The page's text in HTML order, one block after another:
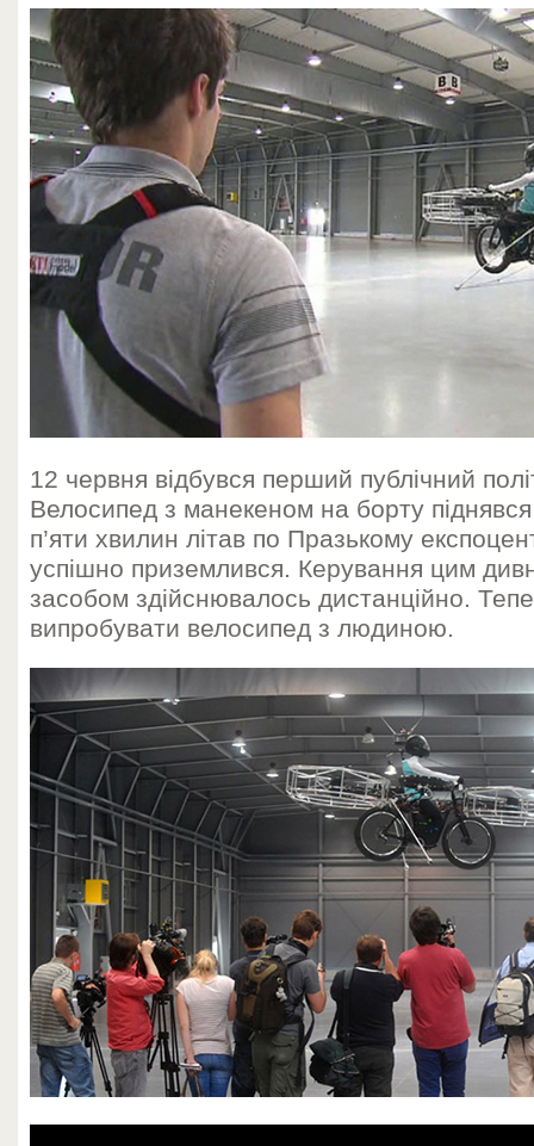
12 червня відбувся перший публічний
Велосипед з манекеном на борту піднявся
п’яти хвилин літав по Празькому
успішно приземлився. Керування цим
засобом здійснювалось дистанційно.
випробувати велосипед з людиною.